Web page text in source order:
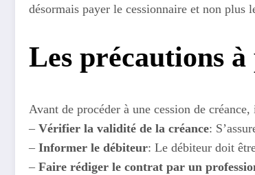
désormais payer le cessionnaire et non plus
Les précautions
Avant de procéder à une cession de
– Vérifier la validité de la créance:
– Informer le débiteur: Le débiteur doit
– Faire rédiger le contrat par un